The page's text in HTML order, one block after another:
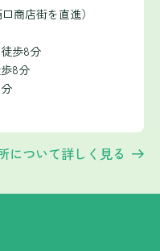
商店街を直進）
歩8分
8分
について詳しく見る